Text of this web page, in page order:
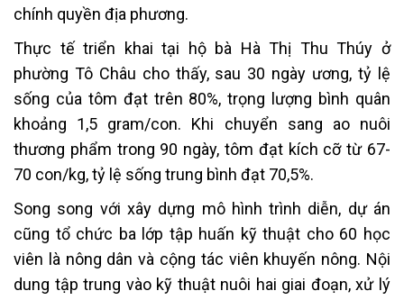
chính quyền địa phương.
Thực tế triển khai tại hộ bà Hà Thị Thu Thúy ở
phường Tô Châu cho thấy, sau 30 ngày ương, tỷ lệ
sống của tôm đạt trên 80%, trọng lượng bình quân
khoảng 1,5 gram/con. Khi chuyển sang ao nuôi
thương phẩm trong 90 ngày, tôm đạt kích cỡ từ 67-
70 con/kg, tỷ lệ sống trung bình đạt 70,5%.
Song song với xây dựng mô hình trình diễn, dự án
cũng tổ chức ba lớp tập huấn kỹ thuật cho 60 học
viên là nông dân và cộng tác viên khuyến nông. Nội
dung tập trung vào kỹ thuật nuôi hai giai đoạn, xử lý